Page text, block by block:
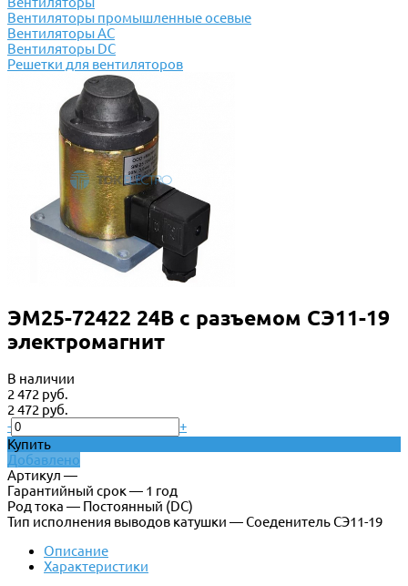
Вентиляторы промышленные осевые
Вентиляторы АС
Вентиляторы DC
Решетки для вентиляторов
ЭМ25-72422 24В с разъемом СЭ11-19
электромагнит
В наличии
2 472 руб.
2 472 руб.
-
+
Купить
Добавлено
Артикул —
Гарантийный срок — 1 год
Род тока — Постоянный (DC)
Тип исполнения выводов катушки — Соеденитель СЭ11-19
Описание
Характеристики